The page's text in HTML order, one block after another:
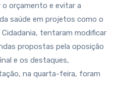
o orçamento e evitar a
saúde em projetos como o
tentaram modificar
propostas pela oposição
e os destaques,
na quarta-feira, foram